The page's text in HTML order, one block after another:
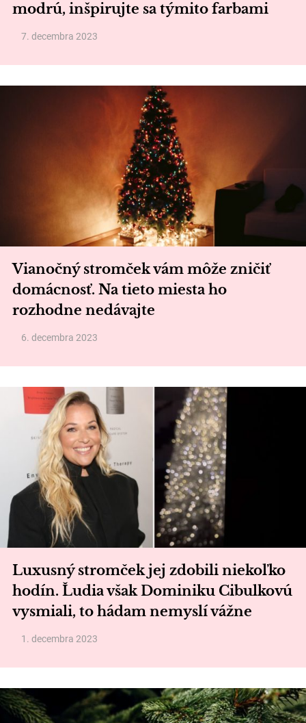
modrú, inšpirujte sa týmito farbami
7. decembra 2023
Vianočný stromček vám môže zničiť
domácnosť. Na tieto miesta ho
rozhodne nedávajte
6. decembra 2023
Luxusný stromček jej zdobili niekoľko
hodín. Ľudia však Dominiku Cibulkovú
vysmiali, to hádam nemyslí vážne
1. decembra 2023